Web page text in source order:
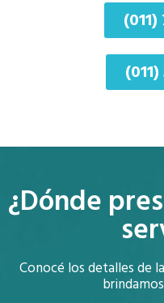
¿Dónde
Conocé los detalles de